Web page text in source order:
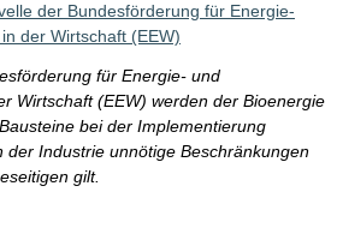
der Bundesförderung für Energie-
der Wirtschaft (EEW)
für Energie- und
Wirtschaft (EEW) werden der Bioenergie
bei der Implementierung
der Industrie unnötige Beschränkungen
gilt.